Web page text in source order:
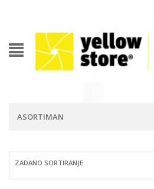
ASORTIMAN
ZADANO SORTIRANJE